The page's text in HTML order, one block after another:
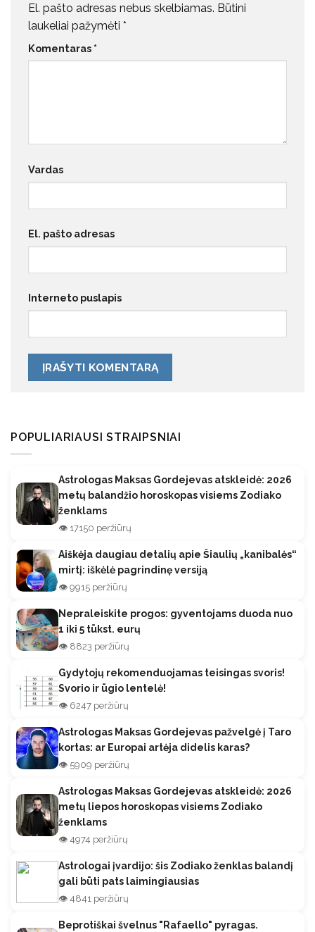
El. pašto adresas nebus skelbiamas. Būtini
laukeliai pažymėti *
Komentaras *
Vardas
El. pašto adresas
Interneto puslapis
POPULIARIAUSI STRAIPSNIAI
Astrologas Maksas Gordejevas atskleidė: 2026
metų balandžio horoskopas visiems Zodiako
ženklams
👁️ 17150 peržiūrų
Aiškėja daugiau detalių apie Šiaulių „kanibalės“
mirtį: iškėlė pagrindinę versiją
👁️ 9915 peržiūrų
Nepraleiskite progos: gyventojams duoda nuo
1 iki 5 tūkst. eurų
👁️ 8823 peržiūrų
Gydytojų rekomenduojamas teisingas svoris!
Svorio ir ūgio lentelė!
👁️ 6247 peržiūrų
Astrologas Maksas Gordejevas pažvelgė į Taro
kortas: ar Europai artėja didelis karas?
👁️ 5909 peržiūrų
Astrologas Maksas Gordejevas atskleidė: 2026
metų liepos horoskopas visiems Zodiako
ženklams
👁️ 4974 peržiūrų
Astrologai įvardijo: šis Zodiako ženklas balandį
gali būti pats laimingiausias
👁️ 4841 peržiūrų
Beprotiškai švelnus "Rafaello" pyragas.